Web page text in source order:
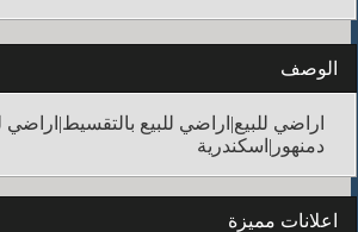
الوصف
اراضي للبيع|اراضي للبيع بالتقسيط|اراضي
دمنهور|اسكندرية
اعلانات مميزة